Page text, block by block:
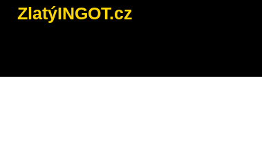
ZlatýINGOT.cz